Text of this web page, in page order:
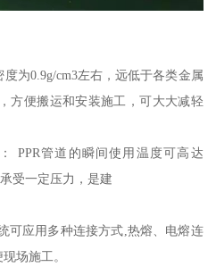
度为0.9g/cm3左右，远低于各类金属
方便搬运和安装施工，可大大减轻
PPR管道的瞬间使用温度可高达
受一定压力，是建
可应用多种连接方式,热熔、电熔连
场施工。